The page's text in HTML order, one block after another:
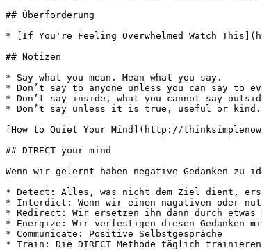
## Überforderung
* [If You're Feeling Overwhelmed Watch
## Notizen
* Say what you mean. Mean what you say.
* Don’t say to anyone unless you can say to
* Don’t say inside, what you cannot say
* Don’t say unless it is true, useful or kind.
[How to Quiet Your Mind](http://
## DIRECT your mind
Wenn wir gelernt haben negative Gedanken
* Detect: Alles, was nicht dem Ziel dient,
* Interdict: Wenn wir einen nagativen oder
* Redirect: Wir ersetzen ihn dann durch etwas
* Energize: Wir verfestigen diesen Gedanken
* Communicate: Positive Selbstgespräche
* Train: Die DIRECT Methode täglich